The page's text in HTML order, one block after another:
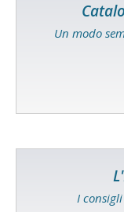
Un modo
I